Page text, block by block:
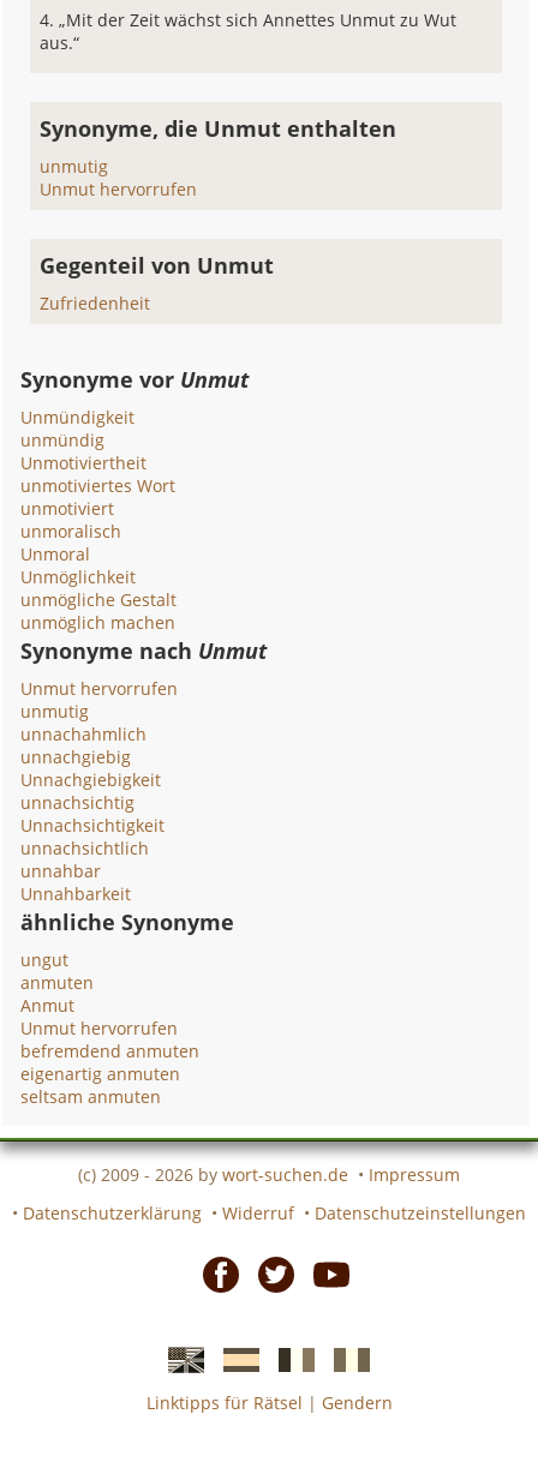
„Mit der Zeit wächst sich Annettes Unmut zu Wut
aus.“
Synonyme, die Unmut enthalten
unmutig
Unmut hervorrufen
Gegenteil von Unmut
Zufriedenheit
Synonyme vor Unmut
Unmündigkeit
unmündig
Unmotiviertheit
unmotiviertes Wort
unmotiviert
unmoralisch
Unmoral
Unmöglichkeit
unmögliche Gestalt
unmöglich machen
Synonyme nach Unmut
Unmut hervorrufen
unmutig
unnachahmlich
unnachgiebig
Unnachgiebigkeit
unnachsichtig
Unnachsichtigkeit
unnachsichtlich
unnahbar
Unnahbarkeit
ähnliche Synonyme
ungut
anmuten
Anmut
Unmut hervorrufen
befremdend anmuten
eigenartig anmuten
seltsam anmuten
(c) 2009 - 2026 by wort-suchen.de • Impressum
• Datenschutzerklärung • Widerruf • Datenschutzeinstellungen
EnglischeSpanischefranzösicheitalienische
Linktipps für Rätsel | Gendern